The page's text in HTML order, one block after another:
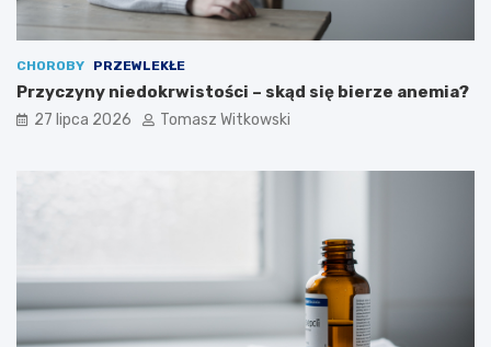
CHOROBY PRZEWLEKŁE
Przyczyny niedokrwistości – skąd się bierze anemia?
27 lipca 2026 Tomasz Witkowski